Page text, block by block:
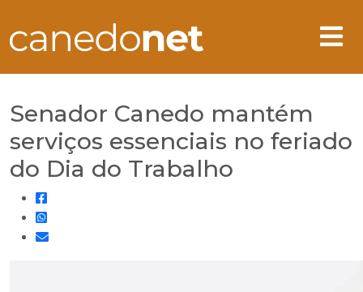
Senador Canedo mantém
serviços essenciais no feriado
do Dia do Trabalho